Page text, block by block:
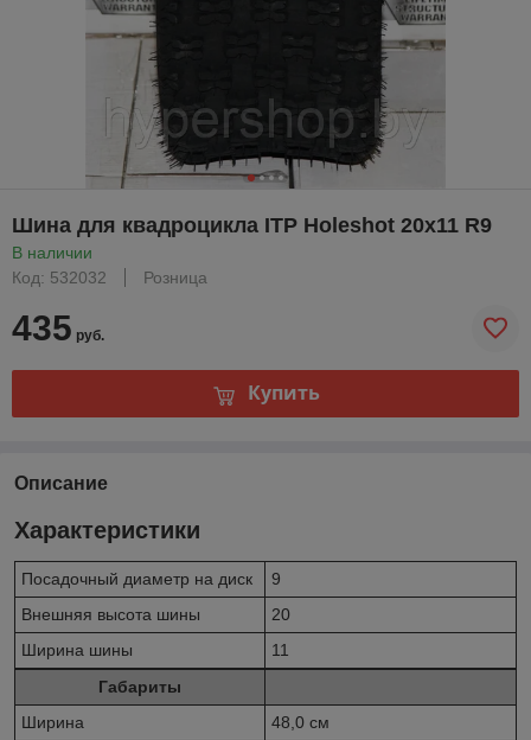
Шина для квадроцикла ITP Holeshot 20x11 R9
В наличии
Код: 532032
Розница
435 руб.
Купить
Описание
Характеристики
Посадочный диаметр на диск
9
Внешняя высота шины
20
Ширина шины
11
Габариты
Ширина
48,0 см